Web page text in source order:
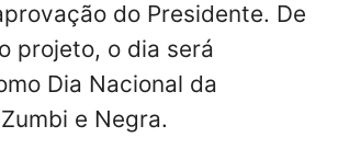
do Presidente. De
projeto, o dia será
Dia Nacional da
e Negra.